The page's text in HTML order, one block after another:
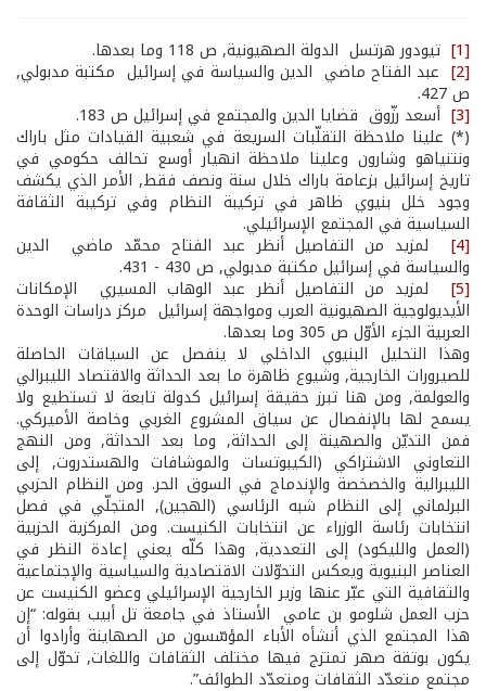
[1] تيودور هرتسل ­ الدولة الصهيونية, ص 118 وما بعدها.
[2] عبد الفتاح ماضي ­ الدين والسياسة في إسرائيل ­ مكتبة مدبولي,
ص 427.
[3] أسعد رزّوق ­ قضايا الدين والمجتمع في إسرائيل ص 183.
(*) علينا ملاحظة التقلّبات السريعة في شعبية القيادات مثل باراك
ونتنياهو وشارون وعلينا ملاحظة انهيار أوسع تحالف حكومي في
تاريخ إسرائيل بزعامة باراك خلال سنة ونصف فقط, الأمر الذي يكشف
وجود خلل بنيوي ظاهر في تركيبة النظام وفي تركيبة الثقافة
السياسية في المجتمع الإسرائيلي.
[4] لمزيد من التفاصيل أنظر عبد الفتاح محمّد ماضي ­ الدين
والسياسة في إسرائيل مكتبة مدبولي, ص 430 -­ 431.
[5] لمزيد من التفاصيل أنظر عبد الوهاب المسيري ­ الإمكانات
الأيديولوجية الصهيونية العرب ومواجهة إسرائيل ­ مركز دراسات الوحدة
العربية الجزء الأوّل ص 305 وما بعدها.
وهذا التحليل البنيوي الداخلي لا ينفصل عن السياقات الحاصلة
للصيرورات الخارجية, وشيوع ظاهرة ما بعد الحداثة والاقتصاد الليبرالي
والعولمة, ومن هنا تبرز حقيقة إسرائيل كدولة تابعة لا تستطيع ولا
يسمح لها بالإنفصال عن سياق المشروع الغربي وخاصة الأميركي.
فمن التديّن والصهينة إلى الحداثة, وما بعد الحداثة, ومن النهج
التعاوني الاشتراكي (الكيبوتسات والموشافات والهستدروت, إلى
الليبرالية والخصخصة والإندماج في السوق الحر. ومن النظام الحزبي
البرلماني إلى النظام شبه الرئاسي (الهجين), المتجلّي في فصل
انتخابات رئاسة الوزراء عن انتخابات الكنيست. ومن المركزية الحزبية
(العمل والليكود) إلى التعددية, وهذا كلّه يعني إعادة النظر في
العناصر البنيوية ويعكس التحوّلات الاقتصادية والسياسية والإجتماعية
والثقافية التي عبّر عنها وزير الخارجية الإسرائيلي وعضو الكنيست عن
حزب العمل شلومو بن عامي ­ الأستاذ في جامعة تل أبيب بقوله: “إن
هذا المجتمع الذي أنشأه الأباء المؤسّسون من الصهاينة وأرادوا أن
يكون بوتقة صهر تمتزج فيها مختلف الثقافات واللغات, تحوّل إلى
مجتمع متعدّد الثقافات ومتعدّد الطوائف”.